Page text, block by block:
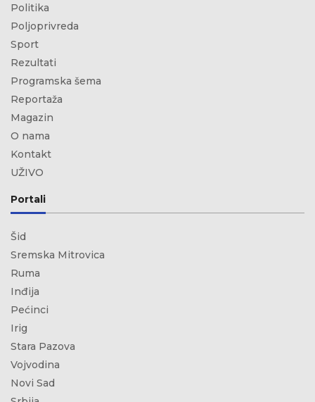
Politika
Poljoprivreda
Sport
Rezultati
Programska šema
Reportaža
Magazin
O nama
Kontakt
UŽIVO
Portali
Šid
Sremska Mitrovica
Ruma
Inđija
Pećinci
Irig
Stara Pazova
Vojvodina
Novi Sad